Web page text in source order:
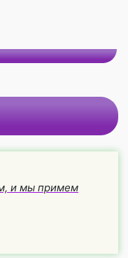
и мы примем